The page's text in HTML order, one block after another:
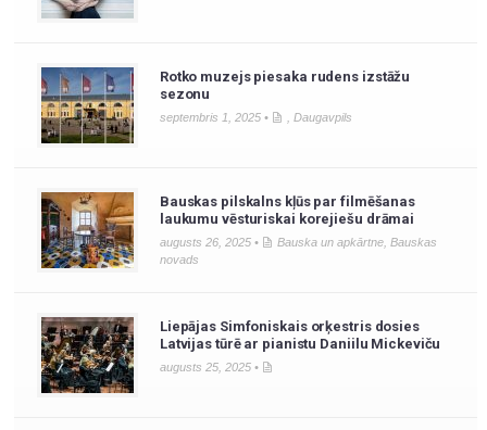
Rotko muzejs piesaka rudens izstāžu
sezonu
septembris 1, 2025 • Daugavpils
Bauskas pilskalns kļūs par filmēšanas
laukumu vēsturiskai korejiešu drāmai
augusts 26, 2025 • Bauska un apkārtne, Bauskas
novads
Liepājas Simfoniskais orķestris dosies
Latvijas tūrē ar pianistu Daniilu Mickeviču
augusts 25, 2025 •